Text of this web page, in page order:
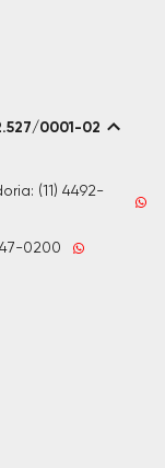
0001-02
(11) 4492-
0200